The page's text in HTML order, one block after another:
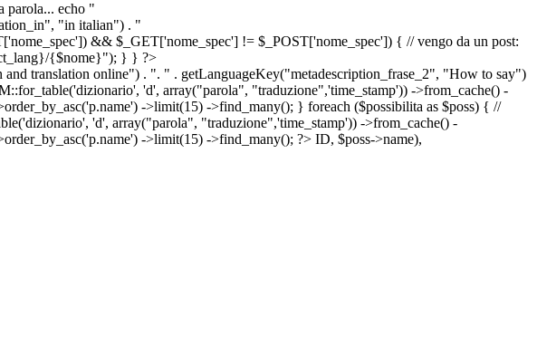
parola... echo "
"in italian") . "
&& $_GET['nome_spec'] != $_POST['nome_spec']) { // vengo da un post:
{$nome}"); } } ?>
translation online") . ". " . getLanguageKey("metadescription_frase_2", "How to say")
'd', array("parola", "traduzione",'time_stamp')) ->from_cache() -
->limit(15) ->find_many(); } foreach ($possibilita as $poss) { //
'd', array("parola", "traduzione",'time_stamp')) ->from_cache() -
->limit(15) ->find_many(); ?> ID, $poss->name),